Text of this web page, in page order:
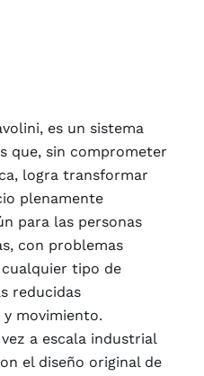
es un sistema
que, sin comprometer
logra transformar
plenamente
para las personas
con problemas
tipo de
reducidas
movimiento.
a escala industrial
el diseño original de